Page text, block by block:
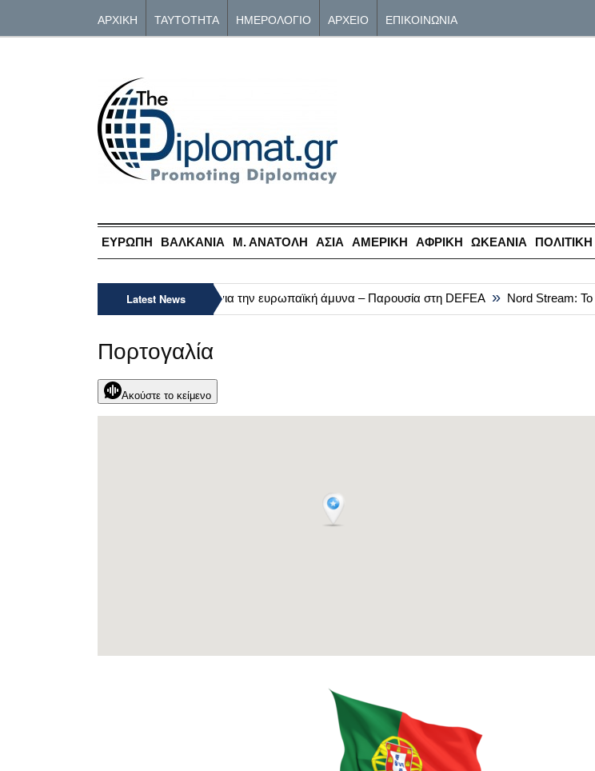
ΑΡΧΙΚΗ ΤΑΥΤΟΤΗΤΑ ΗΜΕΡΟΛΟΓΙΟ ΑΡΧΕΙΟ ΕΠΙΚΟΙΝΩΝΙΑ
ΕΥΡΩΠΗ ΒΑΛΚΑΝΙΑ Μ. ΑΝΑΤΟΛΗ ΑΣΙΑ ΑΜΕΡΙΚΗ ΑΦΡΙΚΗ ΩΚΕΑΝΙΑ ΠΟΛΙΤΙΚΗ
Latest News
Πρωτοβουλίες της Κομισιόν για την ευρωπαϊκή άμυνα – Παρουσία στη DEFEA » Nord Stream: Το
Πορτογαλία
Ακούστε το κείμενο